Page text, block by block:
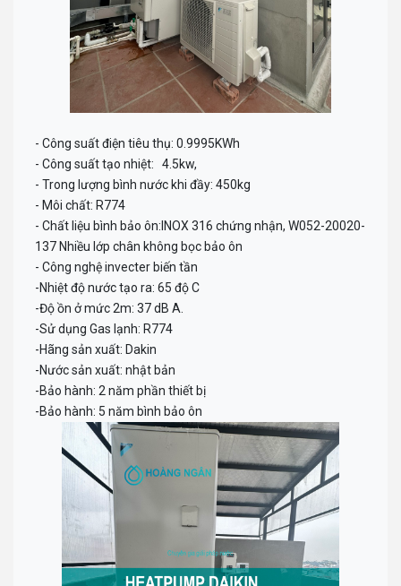
- Công suất điện tiêu thụ: 0.9995KWh
- Công suất tạo nhiệt: 4.5kw,
- Trong lượng bình nước khi đầy: 450kg
- Môi chất: R774
- Chất liệu bình bảo ôn:INOX 316 chứng nhận, W052-20020-
137 Nhiều lớp chân không bọc bảo ôn
- Công nghệ invecter biến tần
-Nhiệt độ nước tạo ra: 65 độ C
-Độ ồn ở mức 2m: 37 dB A.
-Sử dụng Gas lạnh: R774
-Hãng sản xuất: Dakin
-Nước sản xuất: nhật bản
-Bảo hành: 2 năm phần thiết bị
-Bảo hành: 5 năm bình bảo ôn